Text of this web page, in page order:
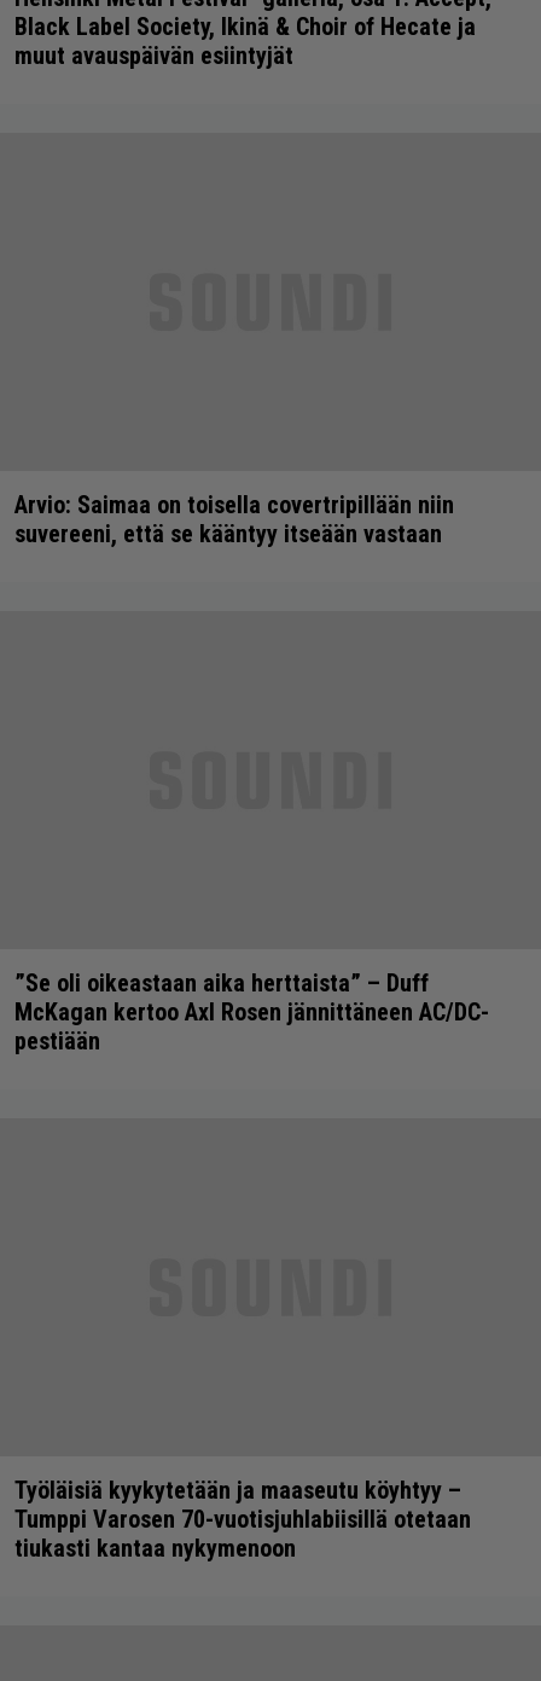
Black Label Society, Ikinä & Choir of Hecate ja
muut avauspäivän esiintyjät
Arvio: Saimaa on toisella covertripillään niin
suvereeni, että se kääntyy itseään vastaan
”Se oli oikeastaan aika herttaista” – Duff
McKagan kertoo Axl Rosen jännittäneen AC/DC-
pestiään
Työläisiä kyykytetään ja maaseutu köyhtyy –
Tumppi Varosen 70-vuotisjuhlabiisillä otetaan
tiukasti kantaa nykymenoon